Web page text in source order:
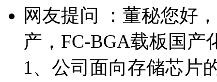
网友提问 ：董秘您好
产，FC-BGA载板国产
1、公司面向存储芯片